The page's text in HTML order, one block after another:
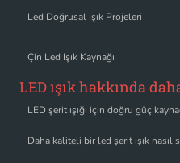
Led Doğrusal Işık Projeleri
Çin Led Işık Kaynağı
LED ışık hakkında
LED şerit ışığı için doğru güç
Daha kaliteli bir led şerit ışık nasıl